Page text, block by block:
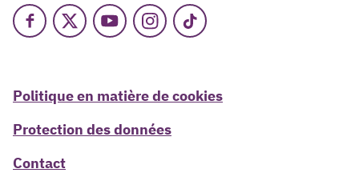
Facebook
X YoutubeInstagram
TikTok
Politique en matière de cookies
Protection des données
Contact